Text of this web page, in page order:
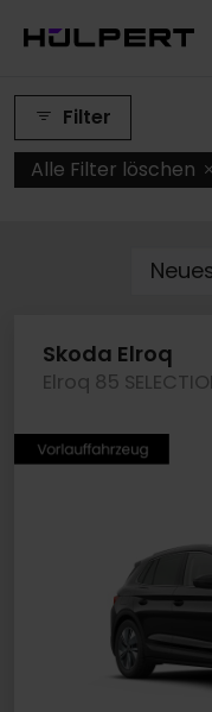
Filter
Alle Filter löschen
Skoda Elroq